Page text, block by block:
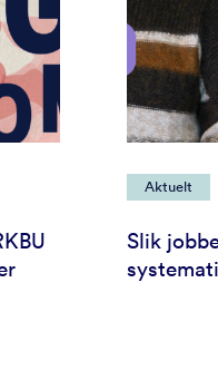
Aktuelt
Slik